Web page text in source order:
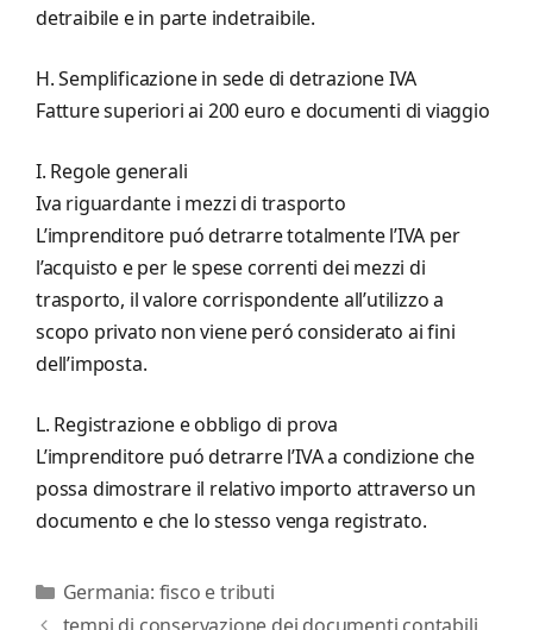
detraibile e in parte indetraibile.
H. Semplificazione in sede di detrazione IVA
Fatture superiori ai 200 euro e documenti di viaggio
I. Regole generali
Iva riguardante i mezzi di trasporto
L’imprenditore puó detrarre totalmente l’IVA per
l’acquisto e per le spese correnti dei mezzi di
trasporto, il valore corrispondente all’utilizzo a
scopo privato non viene peró considerato ai fini
dell’imposta.
L. Registrazione e obbligo di prova
L’imprenditore puó detrarre l’IVA a condizione che
possa dimostrare il relativo importo attraverso un
documento e che lo stesso venga registrato.
Categorie
Germania: fisco e tributi